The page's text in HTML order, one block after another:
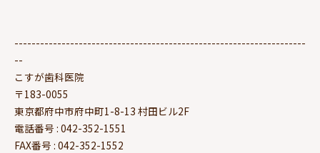
--------------------------------------------------------------------
--
こすが歯科医院
〒183-0055
東京都府中市府中町1-8-13 村田ビル2F
電話番号 : 042-352-1551
FAX番号 : 042-352-1552